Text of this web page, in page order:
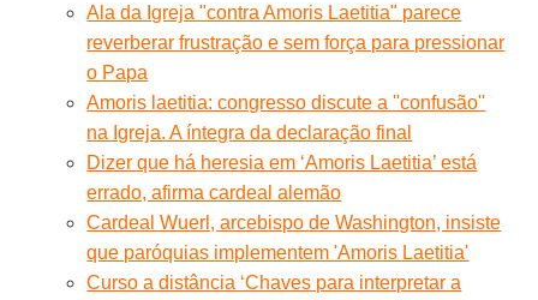
Ala da Igreja "contra Amoris Laetitia" parece
reverberar frustração e sem força para pressionar
o Papa
Amoris laetitia: congresso discute a ''confusão''
na Igreja. A íntegra da declaração final
Dizer que há heresia em ‘Amoris Laetitia’ está
errado, afirma cardeal alemão
Cardeal Wuerl, arcebispo de Washington, insiste
que paróquias implementem 'Amoris Laetitia'
Curso a distância ‘Chaves para interpretar a